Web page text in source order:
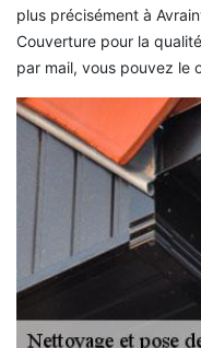
plus précisément à
Couverture pour la
par mail, vous pouvez le